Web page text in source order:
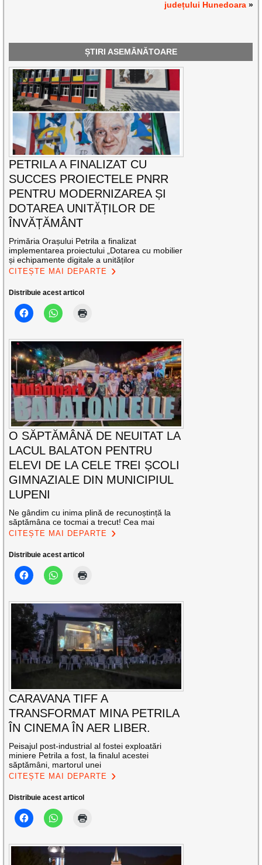
județului Hunedoara»
ȘTIRI ASEMĂNĂTOARE
PETRILA A FINALIZAT CU
SUCCES PROIECTELE PNRR
PENTRU MODERNIZAREA ȘI
DOTAREA UNITĂȚILOR DE
ÎNVĂȚĂMÂNT
Primăria Orașului Petrila a finalizat
implementarea proiectului „Dotarea cu mobilier
și echipamente digitale a unităților
CITEȘTE MAI DEPARTE
Distribuie acest articol
O SĂPTĂMÂNĂ DE NEUITAT LA
LACUL BALATON PENTRU
ELEVI DE LA CELE TREI ȘCOLI
GIMNAZIALE DIN MUNICIPIUL
LUPENI
Ne gândim cu inima plină de recunoștință la
săptămâna ce tocmai a trecut! Cea mai
CITEȘTE MAI DEPARTE
Distribuie acest articol
CARAVANA TIFF A
TRANSFORMAT MINA PETRILA
ÎN CINEMA ÎN AER LIBER.
Peisajul post-industrial al fostei exploatări
miniere Petrila a fost, la finalul acestei
săptămâni, martorul unei
CITEȘTE MAI DEPARTE
Distribuie acest articol